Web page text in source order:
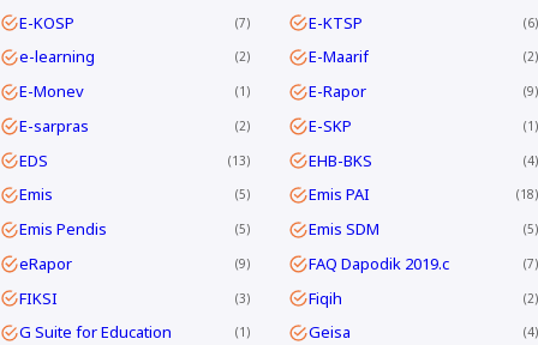
E-KOSP 7 E-KTSP 6
e-learning 2 E-Maarif 2
E-Monev 1 E-Rapor 9
E-sarpras 2 E-SKP 1
EDS 13 EHB-BKS 4
Emis 5 Emis PAI 18
Emis Pendis 5 Emis SDM 5
eRapor 9 FAQ Dapodik 2019.c 7
FIKSI 3 Fiqih 2
G Suite for Education 1 Geisa 4